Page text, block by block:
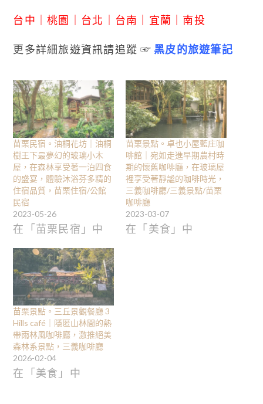
台中 ｜桃園 台北 台南 宜蘭 南投
更多詳細旅遊資訊請追蹤 ☞ 黑皮的旅遊筆記
苗栗民宿。油桐花坊｜油桐
樹王下最夢幻的玻璃小木
屋，在森林享受著一泊四食
的盛宴，體驗沐浴芬多精的
住宿品質，苗栗住宿/公館
民宿
2023-05-26
在「苗栗民宿」中
苗栗景點。卓也小屋藍庄咖
啡館｜宛如走進早期農村時
期的懷舊咖啡廳，在玻璃屋
裡享受著靜謐的咖啡時光，
三義咖啡廳/三義景點/苗栗
咖啡廳
2023-03-07
在「美食」中
苗栗景點。三丘景觀餐廳 3
Hills café｜隱匿山林間的熱
帶雨林風咖啡廳，激推絕美
森林系景點，三義咖啡廳
2026-02-04
在「美食」中